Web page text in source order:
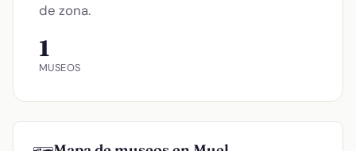
de zona.
1
MUSEOS